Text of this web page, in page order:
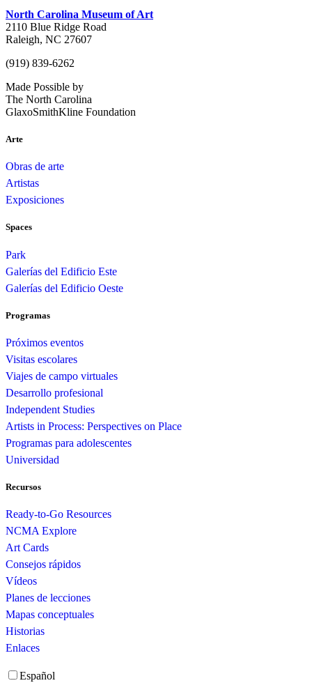
North Carolina Museum of Art
2110 Blue Ridge Road
Raleigh, NC 27607
(919) 839-6262
Made Possible by
The North Carolina
GlaxoSmithKline Foundation
Arte
Obras de arte
Artistas
Exposiciones
Spaces
Park
Galerías del Edificio Este
Galerías del Edificio Oeste
Programas
Próximos eventos
Visitas escolares
Viajes de campo virtuales
Desarrollo profesional
Independent Studies
Artists in Process: Perspectives on Place
Programas para adolescentes
Universidad
Recursos
Ready-to-Go Resources
NCMA Explore
Art Cards
Consejos rápidos
Vídeos
Planes de lecciones
Mapas conceptuales
Historias
Enlaces
Español